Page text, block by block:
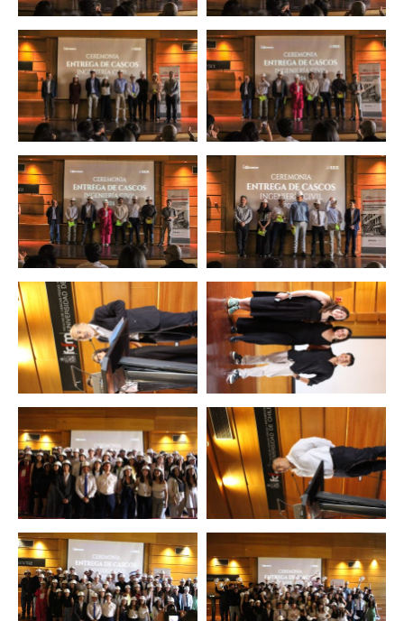
Zoom Zoom
Zoom Zoom
Zoom
Zoom Zoom
Zoom Zoom